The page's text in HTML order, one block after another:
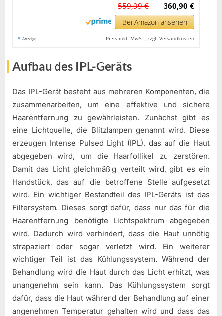
360,90 €
559,99 €
Bei Amazon ansehen
* Anzeige Preis inkl. MwSt., zzgl. Versandkosten
Aufbau des IPL-Geräts
Das IPL-Gerät besteht aus mehreren Komponenten, die
zusammenarbeiten, um eine effektive und sichere
Haarentfernung zu gewährleisten. Zunächst gibt es
eine Lichtquelle, die Blitzlampen genannt wird. Diese
erzeugen Intense Pulsed Light (IPL), das auf die Haut
abgegeben wird, um die Haarfollikel zu zerstören.
Damit das Licht gleichmäßig verteilt wird, gibt es ein
Handstück, das auf die betroffene Stelle aufgesetzt
wird. Ein wichtiger Bestandteil des IPL-Geräts ist das
Filtersystem. Dieses sorgt dafür, dass nur das für die
Haarentfernung benötigte Lichtspektrum abgegeben
wird. Dadurch wird verhindert, dass die Haut unnötig
strapaziert oder sogar verletzt wird. Ein weiterer
wichtiger Teil ist das Kühlungssystem. Während der
Behandlung wird die Haut durch das Licht erhitzt, was
unangenehm sein kann. Das Kühlungssystem sorgt
dafür, dass die Haut während der Behandlung auf einer
angenehmen Temperatur gehalten wird und dass das